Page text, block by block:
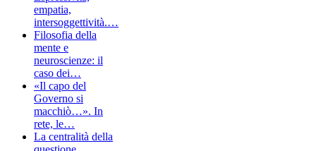
empatia,
intersoggettività.…
Filosofia della
mente e
neuroscienze: il
caso dei…
«Il capo del
Governo si
macchiò…». In
rete, le…
La centralità della